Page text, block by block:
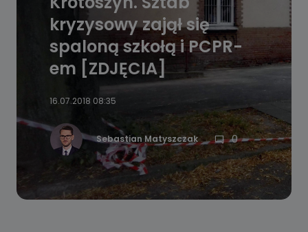
kryzysowy zajął się
spaloną szkołą i PCPR-
em [ZDJĘCIA]
16.07.2018 08:35
Sebastian Matyszczak 0